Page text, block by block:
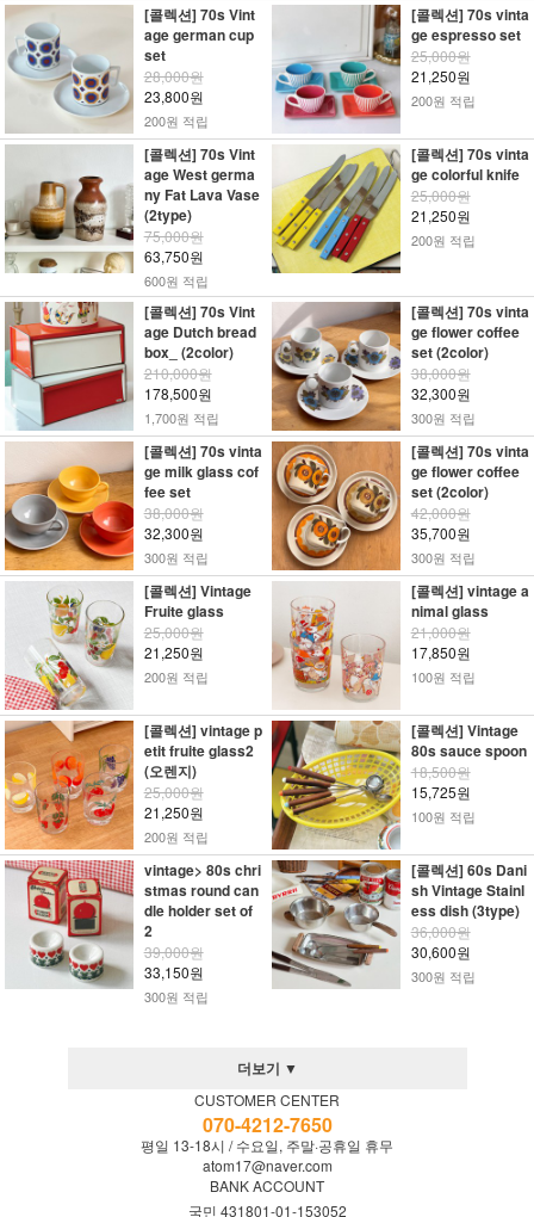
[콜렉션] 70s Vint
age german cup
set
28,000원
23,800원
200원 적립
[콜렉션] 70s vinta
ge espresso set
25,000원
21,250원
200원 적립
[콜렉션] 70s Vint
age West germa
ny Fat Lava Vase
(2type)
75,000원
63,750원
600원 적립
[콜렉션] 70s vinta
ge colorful knife
25,000원
21,250원
200원 적립
[콜렉션] 70s Vint
age Dutch bread
box_ (2color)
210,000원
178,500원
1,700원 적립
[콜렉션] 70s vinta
ge flower coffee
set (2color)
38,000원
32,300원
300원 적립
[콜렉션] 70s vinta
ge milk glass cof
fee set
38,000원
32,300원
300원 적립
[콜렉션] 70s vinta
ge flower coffee
set (2color)
42,000원
35,700원
300원 적립
[콜렉션] Vintage
Fruite glass
25,000원
21,250원
200원 적립
[콜렉션] vintage a
nimal glass
21,000원
17,850원
100원 적립
[콜렉션] vintage p
etit fruite glass2
(오렌지)
25,000원
21,250원
200원 적립
[콜렉션] Vintage
80s sauce spoon
18,500원
15,725원
100원 적립
vintage> 80s chri
stmas round can
dle holder set of
2
39,000원
33,150원
300원 적립
[콜렉션] 60s Dani
sh Vintage Stainl
ess dish (3type)
36,000원
30,600원
300원 적립
더보기 ▼
CUSTOMER CENTER
070-4212-7650
평일 13-18시 / 수요일, 주말·공휴일 휴무
atom17@naver.com
BANK ACCOUNT
국민 431801-01-153052